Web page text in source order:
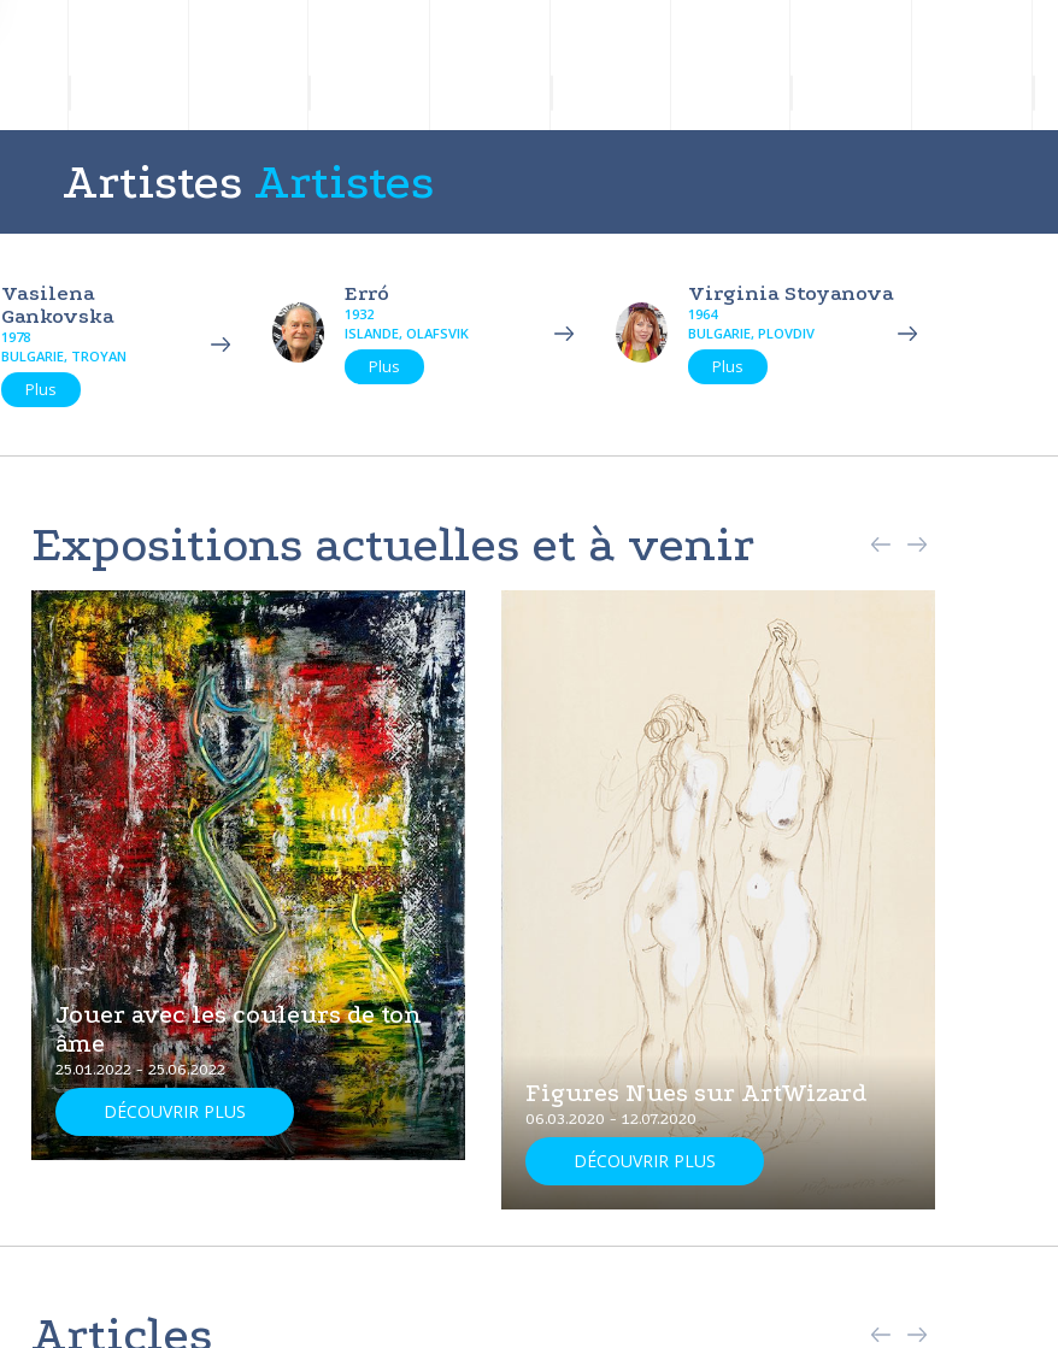
Artistes Artistes
Vasilena
Gankovska
1978
BULGARIE, TROYAN
Plus
Erró
1932
ISLANDE, OLAFSVIK
Plus
Virginia Stoyanova
1964
BULGARIE, PLOVDIV
Plus
Expositions actuelles et à venir
Jouer avec les couleurs de ton
âme
25.01.2022 - 25.06.2022
DÉCOUVRIR PLUS
Figures Nues sur ArtWizard
06.03.2020 - 12.07.2020
DÉCOUVRIR PLUS
Articles